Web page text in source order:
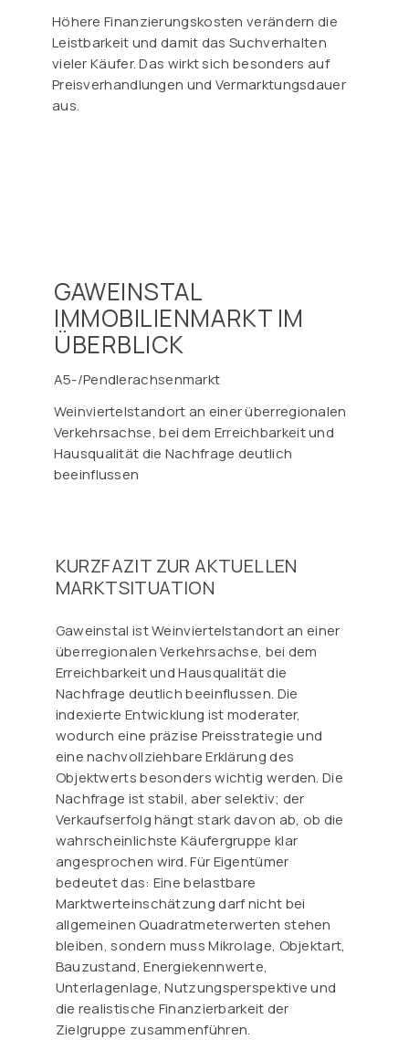
Höhere Finanzierungskosten verändern die
Leistbarkeit und damit das Suchverhalten
vieler Käufer. Das wirkt sich besonders auf
Preisverhandlungen und Vermarktungsdauer
aus.
GAWEINSTAL
IMMOBILIENMARKT IM
ÜBERBLICK
A5-/Pendlerachsenmarkt
Weinviertelstandort an einer überregionalen
Verkehrsachse, bei dem Erreichbarkeit und
Hausqualität die Nachfrage deutlich
beeinflussen
KURZFAZIT ZUR AKTUELLEN
MARKTSITUATION
Gaweinstal ist Weinviertelstandort an einer
überregionalen Verkehrsachse, bei dem
Erreichbarkeit und Hausqualität die
Nachfrage deutlich beeinflussen. Die
indexierte Entwicklung ist moderater,
wodurch eine präzise Preisstrategie und
eine nachvollziehbare Erklärung des
Objektwerts besonders wichtig werden. Die
Nachfrage ist stabil, aber selektiv; der
Verkaufserfolg hängt stark davon ab, ob die
wahrscheinlichste Käufergruppe klar
angesprochen wird. Für Eigentümer
bedeutet das: Eine belastbare
Marktwerteinschätzung darf nicht bei
allgemeinen Quadratmeterwerten stehen
bleiben, sondern muss Mikrolage, Objektart,
Bauzustand, Energiekennwerte,
Unterlagenlage, Nutzungsperspektive und
die realistische Finanzierbarkeit der
Zielgruppe zusammenführen.